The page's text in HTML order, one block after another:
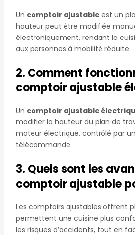
Un comptoir ajustable est un
hauteur peut être modifiée
électroniquement, rendant la
aux personnes à mobilité réduite.
2. Comment
comptoir ajustable
Un comptoir ajustable
modifier la hauteur du plan de
moteur électrique, contrôlé par
télécommande.
3. Quels sont les
comptoir ajustable
Les comptoirs ajustables offrent
permettent une cuisine plus
les risques d’accidents, tout en